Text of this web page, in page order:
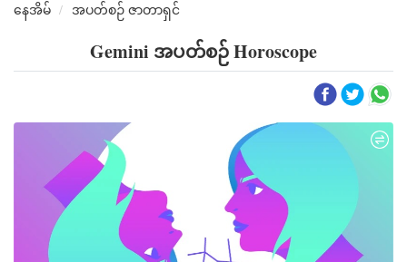
နေအိမ် အပတ်စဉ် ဇာတာရှင်
Gemini အပတ်စဉ် Horoscope